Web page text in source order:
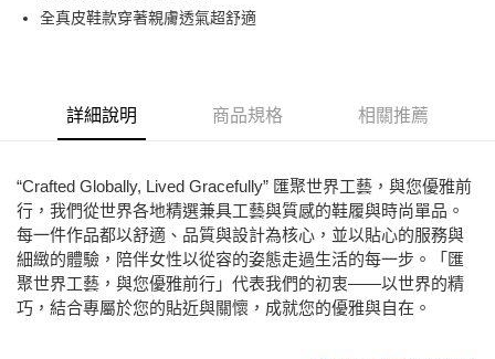
每筆NT$80，滿NT$2,000(含以上)免運費
每筆NT$80，滿NT$2,000(含以上)免運費
宅配
免運費
付款後門市自取
每筆NT$80，滿NT$2,000(含以上)免運費
全真皮鞋款穿著親膚透氣超舒適
詳細說明 商品規格 相關推薦
“Crafted Globally, Lived Gracefully” 匯聚世界工藝，與您優雅前
行，我們從世界各地精選兼具工藝與質感的鞋履與時尚單品。
每一件作品都以舒適、品質與設計為核心，並以貼心的服務與
細緻的體驗，陪伴女性以從容的姿態走過生活的每一步。「匯
聚世界工藝，與您優雅前行」代表我們的初衷——以世界的精
巧，結合專屬於您的貼近與關懷，成就您的優雅與自在。